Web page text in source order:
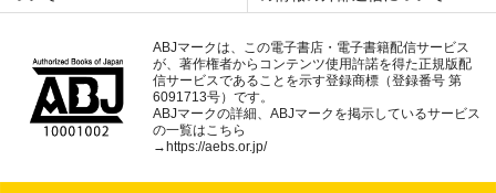
ABJマークは、この電子書店・電子書籍配信サービス
が、著作権者からコンテンツ使用許諾を得た正規版配
信サービスであることを示す登録商標（登録番号 第
6091713号）です。
ABJマークの詳細、ABJマークを掲示しているサービス
の一覧はこちら
→ https://aebs.or.jp/